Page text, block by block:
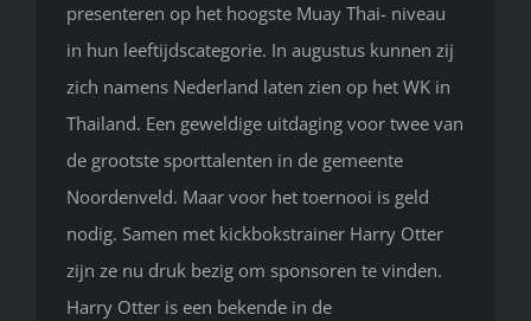
presenteren op het hoogste Muay Thai- niveau
in hun leeftijdscategorie. In augustus kunnen zij
zich namens Nederland laten zien op het WK in
Thailand. Een geweldige uitdaging voor twee van
de grootste sporttalenten in de gemeente
Noordenveld. Maar voor het toernooi is geld
nodig. Samen met kickbokstrainer Harry Otter
zijn ze nu druk bezig om sponsoren te vinden.
Harry Otter is een bekende in de